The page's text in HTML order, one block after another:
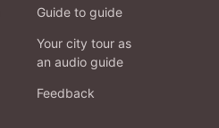
Guide to guide
Your city tour as
an audio guide
Feedback